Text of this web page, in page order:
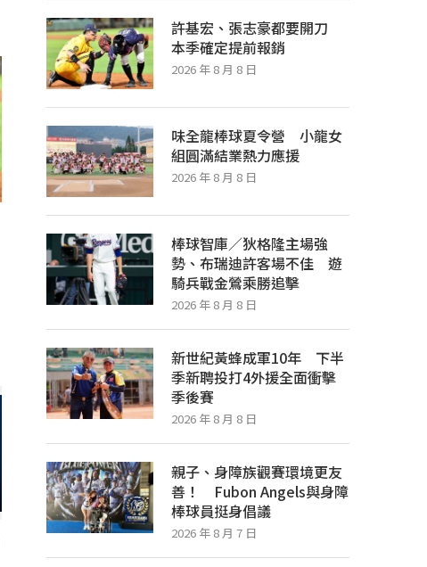
熱力應援
2026 年 8 月 8 日
FUBON ANGELS與身
2026 年 8 月 7 日
許基宏、張志豪都要開刀
本季確定提前報銷
2026 年 8 月 8 日
味全龍棒球夏令營 小龍女
組圓滿結業熱力應援
2026 年 8 月 8 日
棒球智庫／狄格隆主場強
勢、布瑞迪許客場不佳 遊
騎兵戰金鶯乘勝追擊
2026 年 8 月 8 日
新世紀黃蜂成軍10年 下半
季新聘投打4外援全面衝擊
季後賽
2026 年 8 月 8 日
親子、身障族觀賽環境更友
善！ Fubon Angels與身障
棒球員挺身倡議
2026 年 8 月 7 日